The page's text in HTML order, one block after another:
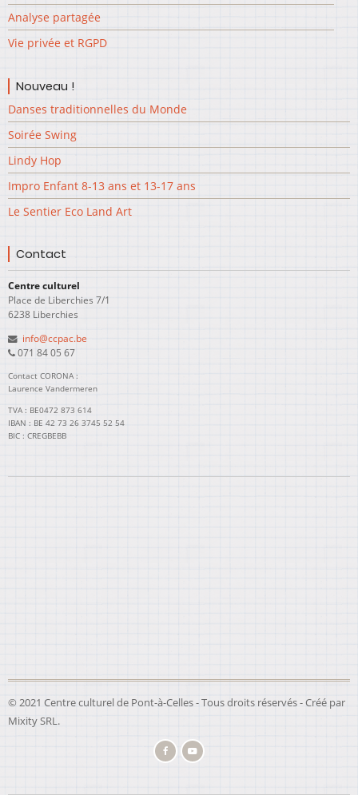
Analyse partagée
Vie privée et RGPD
Nouveau !
Danses traditionnelles du Monde
Soirée Swing
Lindy Hop
Impro Enfant 8-13 ans et 13-17 ans
Le Sentier Eco Land Art
Contact
Centre culturel
Place de Liberchies 7/1
6238 Liberchies
info@ccpac.be
071 84 05 67
Contact CORONA :
Laurence Vandermeren
TVA : BE0472 873 614
IBAN : BE 42 73 26 3745 52 54
BIC : CREGBEBB
© 2021 Centre culturel de Pont-à-Celles - Tous droits réservés - Créé par
Mixity SRL.